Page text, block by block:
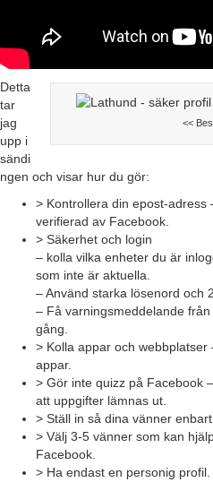
<<
Detta
tar
jag
upp i
sändi
ngen och visar hur du gör:
> Kontrollera din epost-adress
verifierad av Facebook.
> Säkerhet och login
– kolla vilka enheter du är
som inte är aktuella.
– Använd starka lösenord och
– Få varningsmeddelande
gång.
> Kolla appar och
appar.
> Gör inte quizz på Facebook
att uppgifter lämnas ut.
> Ställ in så dina vänner
> Välj 3-5 vänner som kan
Facebook.
> Ha endast en personig profil.